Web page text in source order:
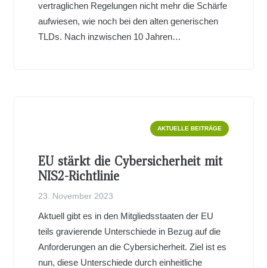
vertraglichen Regelungen nicht mehr die Schärfe
aufwiesen, wie noch bei den alten generischen
TLDs. Nach inzwischen 10 Jahren…
AKTUELLE BEITRÄGE
EU stärkt die Cybersicherheit mit
NIS2-Richtlinie
23. November 2023
Aktuell gibt es in den Mitgliedsstaaten der EU
teils gravierende Unterschiede in Bezug auf die
Anforderungen an die Cybersicherheit. Ziel ist es
nun, diese Unterschiede durch einheitliche